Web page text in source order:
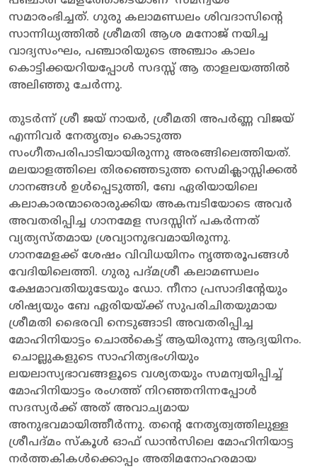
സമാരംഭിച്ചത്. ഗുരു കലാമണ്ഡലം ശിവദാസിന്റെ
സാന്നിധ്യത്തിൽ ശ്രീമതി ആശ മനോജ് നയിച്ച
വാദ്യസംഘം, പഞ്ചാരിയുടെ അഞ്ചാം കാലം
കൊട്ടിക്കയറിയപ്പോൾ സദസ്സ് ആ താളലയത്തിൽ
അലിഞ്ഞു ചേർന്നു.
തുടർന്ന് ശ്രീ ജയ് നായർ, ശ്രീമതി അപർണ്ണ വിജയ്
എന്നിവർ നേതൃത്വം കൊടുത്ത
സംഗീതപരിപാടിയായിരുന്നു അരങ്ങിലെത്തിയത്.
മലയാളത്തിലെ തിരഞ്ഞെടുത്ത സെമിക്ലാസ്സിക്കൽ
ഗാനങ്ങൾ ഉൾപ്പെടുത്തി, ബേ ഏരിയായിലെ
കലാകാരന്മാരൊരുക്കിയ അകമ്പടിയോടെ അവർ
അവതരിപ്പിച്ച ഗാനമേള സദസ്സിന് പകർന്നത്
വ്യത്യസ്തമായ ശ്രവ്യാനുഭവമായിരുന്നു.
ഗാനമേളക്ക് ശേഷം വിവിധയിനം നൃത്തരൂപങ്ങൾ
വേദിയിലെത്തി. ഗുരു പദ്മശ്രീ കലാമണ്ഡലം
ക്ഷേമാവതിയുടേയും ഡോ. നീനാ പ്രസാദിന്റേയും
ശിഷ്യയും ബേ ഏരിയയ്ക്ക് സുപരിചിതയുമായ
ശ്രീമതി ഭൈരവി നെടുങ്ങാടി അവതരിപ്പിച്ച
മോഹിനിയാട്ടം ചൊൽകെട്ട് ആയിരുന്നു ആദ്യയിനം.
ചൊല്ലുകളുടെ സാഹിത്യഭംഗിയും
ലയലാസ്യഭാവങ്ങളൂടെ വശ്യതയും സമന്വയിപ്പിച്ച്
മോഹിനിയാട്ടം രംഗത്ത് നിറഞ്ഞനിന്നപ്പോൾ
സദസ്യർക്ക് അത് അവാച്യമായ
അനുഭവമായിത്തീർന്നു. തന്റെ നേതൃത്വത്തിലുള്ള
ശ്രീപദ്മം സ്കൂൾ ഓഫ് ഡാൻസിലെ മോഹിനിയാട്ട
നർത്തകികൾക്കൊപ്പം അതിമനോഹരമായ